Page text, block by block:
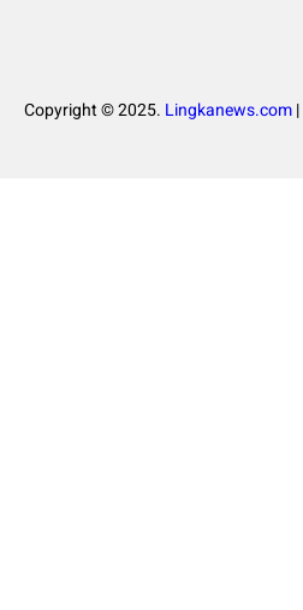
Copyright © 2025. Lingkanews.com|